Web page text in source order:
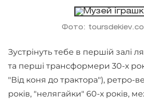
Фото:
Зустрінуть тебе в першій залі
та перші трансформери 30-х
"Від коня до трактора"), ретро-
років, "нелягайки" 60-х років,